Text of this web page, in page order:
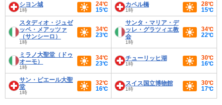
シヨン城
1時
24℃
15℃
カペル橋
1時
28℃
15℃
スタディオ・ジュゼ
ッペ・メアッツァ
（サンシーロ）
1時
34℃
23℃
サンタ・マリア・デ
ッレ・グラツィエ教
会
1時
34℃
22℃
ミラノ大聖堂（ドゥ
オーモ）
1時
34℃
23℃
チューリッヒ湖
1時
30℃
16℃
サン・ピエール大聖
堂
1時
32℃
16℃
スイス国立博物館
1時
30℃
17℃